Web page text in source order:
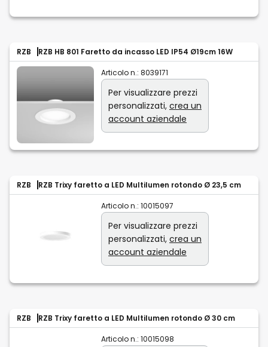
RZB RZB HB 801 Faretto da incasso LED IP54 Ø19cm 16W
Articolo n.: 8039171
Per visualizzare prezzi
personalizzati, crea un
account aziendale
RZB RZB Trixy faretto a LED Multilumen rotondo Ø 23,5 cm
Articolo n.: 10015097
Per visualizzare prezzi
personalizzati, crea un
account aziendale
RZB RZB Trixy faretto a LED Multilumen rotondo Ø 30 cm
Articolo n.: 10015098